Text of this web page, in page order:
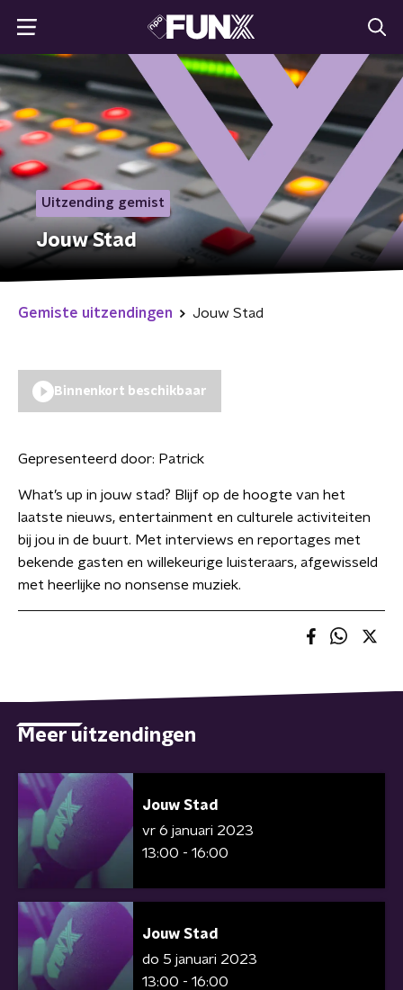
Uitzending gemist
Jouw Stad
Gemiste uitzendingen Jouw Stad
Binnenkort beschikbaar
Gepresenteerd door: Patrick
What’s up in jouw stad? Blijf op de hoogte van het
laatste nieuws, entertainment en culturele activiteiten
bij jou in de buurt. Met interviews en reportages met
bekende gasten en willekeurige luisteraars, afgewisseld
met heerlijke no nonsense muziek.
Meer uitzendingen
Jouw Stad
vr 6 januari 2023
13:00 - 16:00
Jouw Stad
do 5 januari 2023
13:00 - 16:00